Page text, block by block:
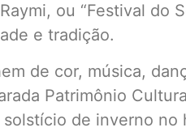
ou “Festival do
e tradição.
de cor, música,
Patrimônio
de inverno